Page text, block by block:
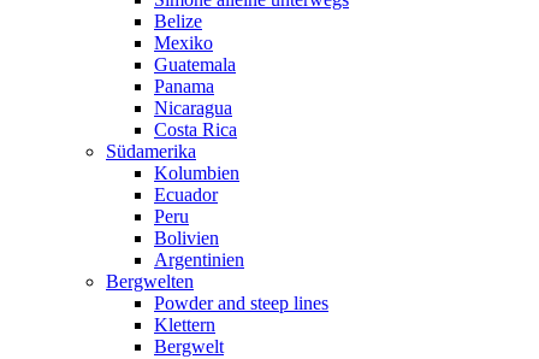
Belize
Mexiko
Guatemala
Panama
Nicaragua
Costa Rica
Südamerika
Kolumbien
Ecuador
Peru
Bolivien
Argentinien
Bergwelten
Powder and steep lines
Klettern
Bergwelt